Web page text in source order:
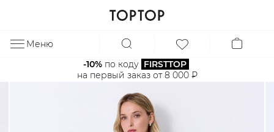
Меню
-10% по коду FIRSTTOP
на первый заказ от 8 000 ₽